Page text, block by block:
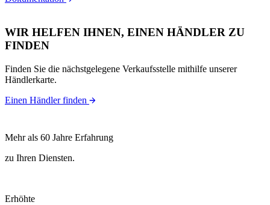
WIR HELFEN IHNEN, EINEN HÄNDLER ZU
FINDEN
Finden Sie die nächstgelegene Verkaufsstelle mithilfe unserer
Händlerkarte.
Einen Händler finden
Mehr als 60 Jahre Erfahrung
zu Ihren Diensten.
Erhöhte